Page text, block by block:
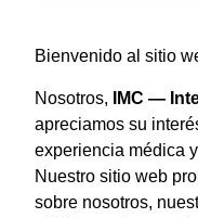
Bienvenido al sitio
Nosotros, IMC —
apreciamos su
experiencia médica
Nuestro sitio web
sobre nosotros,